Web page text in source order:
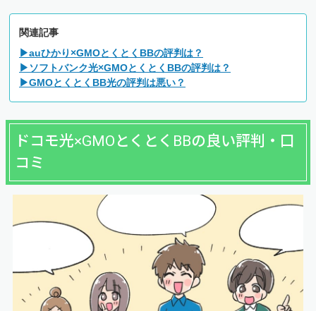
関連記事
▶auひかり×GMOとくとくBBの評判は？
▶ソフトバンク光×GMOとくとくBBの評判は？
▶GMOとくとくBB光の評判は悪い？
ドコモ光×GMOとくとくBBの良い評判・口
コミ